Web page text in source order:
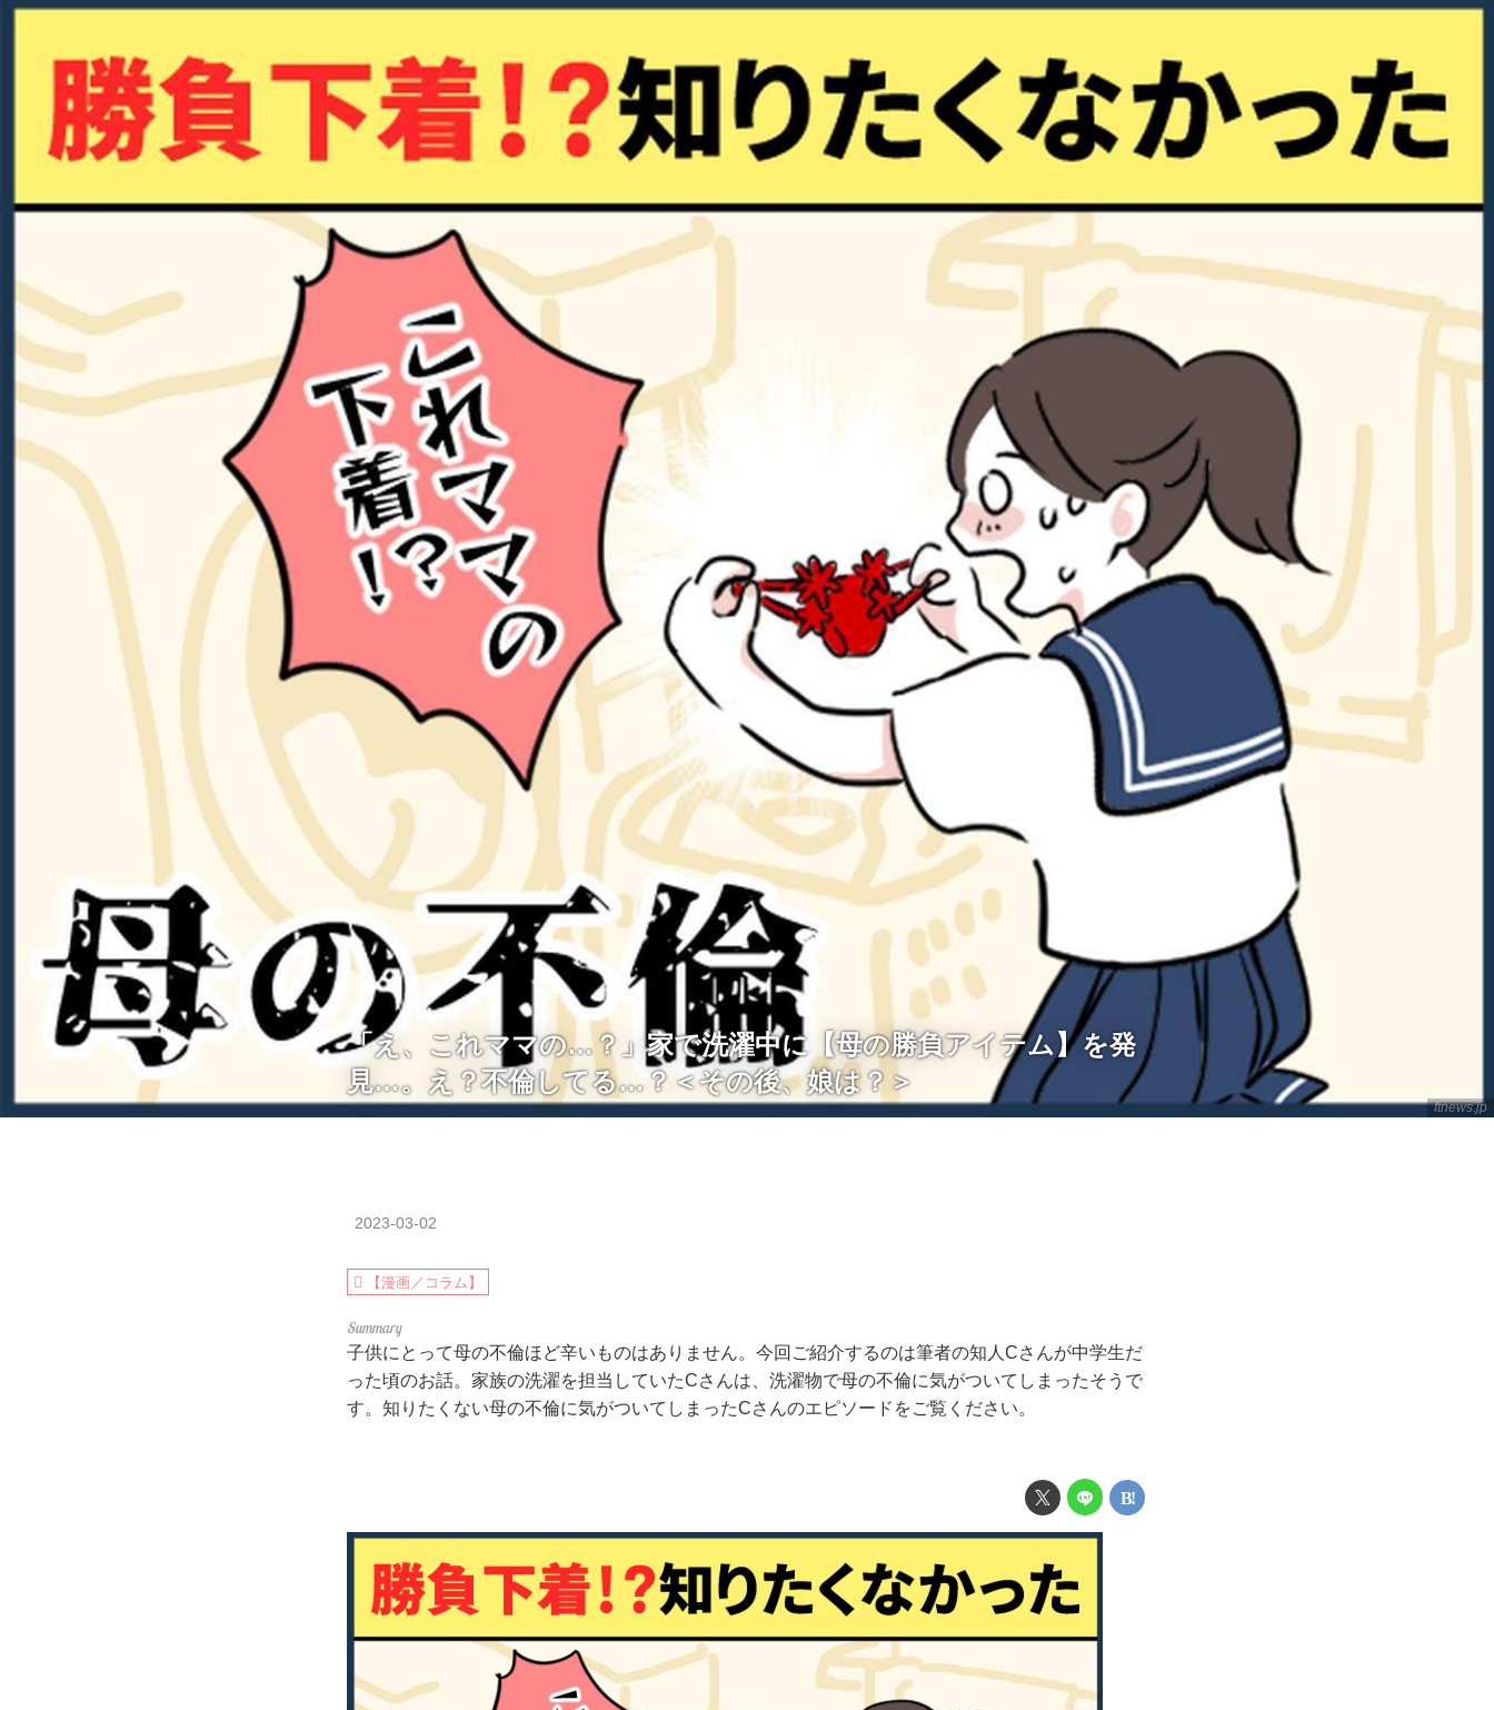
ftnews.jp
「え、これママの…？」家で洗濯中に【母の勝負アイテム】を発
見…。え？不倫してる…？＜その後、娘は？＞
2023-03-02
【漫画／コラム】
子供にとって母の不倫ほど辛いものはありません。今回ご紹介するのは筆者の知人Cさんが中学生だ
った頃のお話。家族の洗濯を担当していたCさんは、洗濯物で母の不倫に気がついてしまったそうで
す。知りたくない母の不倫に気がついてしまったCさんのエピソードをご覧ください。